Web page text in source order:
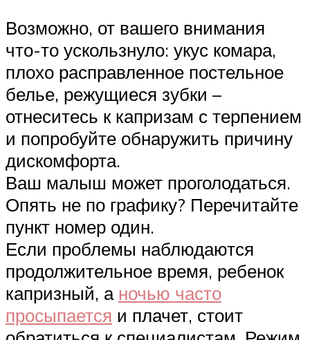
Возможно, от вашего внимания
что-то ускользнуло: укус комара,
плохо расправленное постельное
белье, режущиеся зубки –
отнеситесь к капризам с терпением
и попробуйте обнаружить причину
дискомфорта.
Ваш малыш может проголодаться.
Опять не по графику? Перечитайте
пункт номер один.
Если проблемы наблюдаются
продолжительное время, ребенок
капризный, а ночью часто
просыпается и плачет, стоит